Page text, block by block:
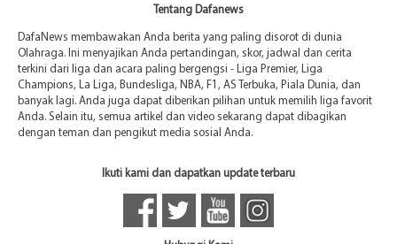
Tentang Dafanews
DafaNews membawakan Anda berita yang paling disorot di dunia
Olahraga. Ini menyajikan Anda pertandingan, skor, jadwal dan cerita
terkini dari liga dan acara paling bergengsi - Liga Premier, Liga
Champions, La Liga, Bundesliga, NBA, F1, AS Terbuka, Piala Dunia, dan
banyak lagi. Anda juga dapat diberikan pilihan untuk memilih liga favorit
Anda. Selain itu, semua artikel dan video sekarang dapat dibagikan
dengan teman dan pengikut media sosial Anda.
Ikuti kami dan dapatkan update terbaru